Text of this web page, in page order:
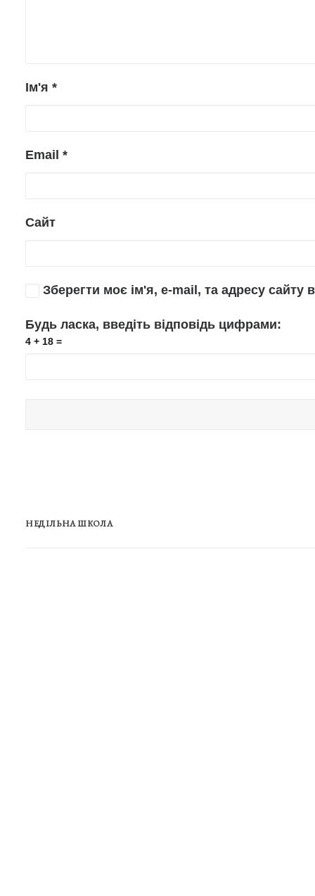
Ім'я *
Email *
Сайт
Зберегти моє ім'я, e-mail, та адресу сайту
Будь ласка, введіть відповідь цифрами:
4 + 18 =
НЕДІЛЬНА ШКОЛА